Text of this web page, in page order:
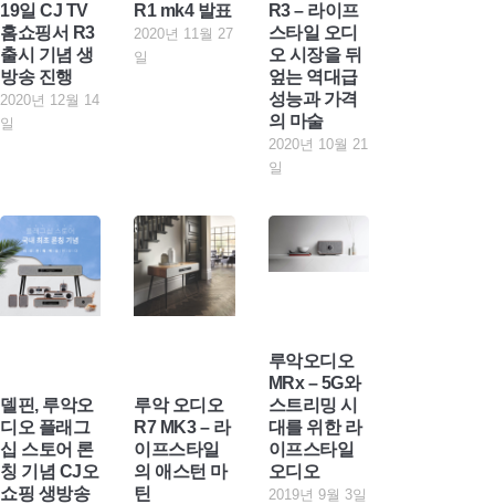
19일 CJ TV
홈쇼핑서 R3
출시 기념 생
방송 진행
2020년 12월 14
일
R1 mk4 발표
2020년 11월 27
일
R3 – 라이프
스타일 오디
오 시장을 뒤
엎는 역대급
성능과 가격
의 마술
2020년 10월 21
일
델핀, 루악오
디오 플래그
십 스토어 론
칭 기념 CJ오
쇼핑 생방송
루악 오디오
R7 MK3 – 라
이프스타일
의 애스턴 마
틴
루악오디오
MRx – 5G와
스트리밍 시
대를 위한 라
이프스타일
오디오
2019년 9월 3일